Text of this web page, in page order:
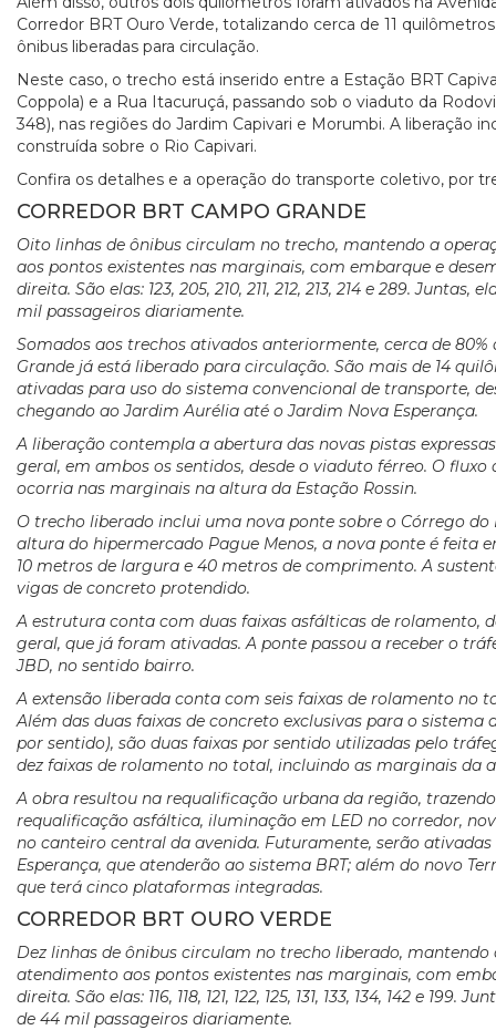
Corredor BRT Ouro Verde, totalizando cerca de 11
ônibus liberadas para circulação.
Neste caso, o trecho está inserido entre a Estação BRT
Coppola) e a Rua Itacuruçá, passando sob o viaduto da
348), nas regiões do Jardim Capivari e Morumbi. A liberação
construída sobre o Rio Capivari.
Confira os detalhes e a operação do transporte coletivo, por
CORREDOR BRT CAMPO GRANDE
Oito linhas de ônibus circulam no trecho, mantendo a
aos pontos existentes nas marginais, com embarque e
direita. São elas: 123, 205, 210, 211, 212, 213, 214 e 289.
mil passageiros diariamente.
Somados aos trechos ativados anteriormente, cerca de 80%
Grande já está liberado para circulação. São mais de 14
ativadas para uso do sistema convencional de transporte,
chegando ao Jardim Aurélia até o Jardim Nova Esperança.
A liberação contempla a abertura das novas pistas
geral, em ambos os sentidos, desde o viaduto férreo. O
ocorria nas marginais na altura da Estação Rossin.
O trecho liberado inclui uma nova ponte sobre o Córrego do
altura do hipermercado Pague Menos, a nova ponte é feita
10 metros de largura e 40 metros de comprimento. A
vigas de concreto protendido.
A estrutura conta com duas faixas asfálticas de rolamento,
geral, que já foram ativadas. A ponte passou a receber o
JBD, no sentido bairro.
A extensão liberada conta com seis faixas de rolamento no
Além das duas faixas de concreto exclusivas para o
por sentido), são duas faixas por sentido utilizadas pelo
dez faixas de rolamento no total, incluindo as marginais da
A obra resultou na requalificação urbana da região,
requalificação asfáltica, iluminação em LED no corredor,
no canteiro central da avenida. Futuramente, serão ativadas
Esperança, que atenderão ao sistema BRT; além do novo
que terá cinco plataformas integradas.
CORREDOR BRT OURO VERDE
Dez linhas de ônibus circulam no trecho liberado, mantendo
atendimento aos pontos existentes nas marginais, com
direita. São elas: 116, 118, 121, 122, 125, 131, 133, 134, 142 e
de 44 mil passageiros diariamente.